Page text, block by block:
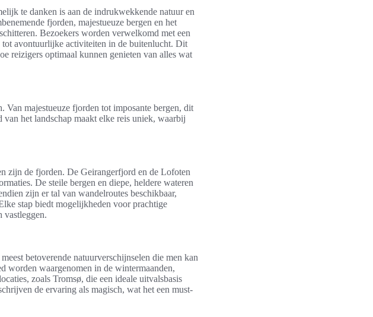
te danken is aan de indrukwekkende natuur en
fjorden, majestueuze bergen en het
Bezoekers worden verwelkomd met een
tot avontuurlijke activiteiten in de buitenlucht. Dit
reizigers optimaal kunnen genieten van alles wat
Van majestueuze fjorden tot imposante bergen, dit
het landschap maakt elke reis uniek, waarbij
zijn de fjorden. De Geirangerfjord en de Lofoten
De steile bergen en diepe, heldere wateren
zijn er tal van wandelroutes beschikbaar,
stap biedt mogelijkheden voor prachtige
vastleggen.
betoverende natuurverschijnselen die men kan
worden waargenomen in de wintermaanden,
zoals Tromsø, die een ideale uitvalsbasis
de ervaring als magisch, wat het een must-